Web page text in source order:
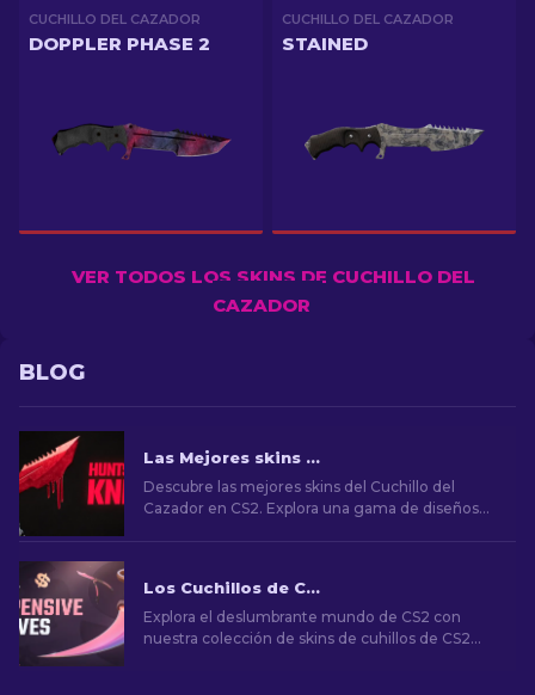
CUCHILLO DEL CAZADOR
DOPPLER PHASE 2
CUCHILLO DEL CAZADOR
STAINED
VER TODOS LOS SKINS DE CUCHILLO DEL
CAZADOR
BLOG
Las Mejores skins para el cuchillo del Cazador en CS2 [2026]
Descubre las mejores skins del Cuchillo del
Cazador en CS2. Explora una gama de diseños
Los Cuchillos de CS2 Más Caros [2026]
Explora el deslumbrante mundo de CS2 con
nuestra colección de skins de cuhillos de CS2